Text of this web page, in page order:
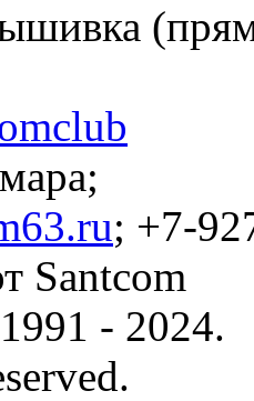
; +7-
Santcom
- 2024.